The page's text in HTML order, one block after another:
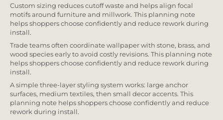
Custom sizing reduces cutoff waste and helps align focal
motifs around furniture and millwork. This planning note
helps shoppers choose confidently and reduce rework during
install.
Trade teams often coordinate wallpaper with stone, brass, and
wood species early to avoid costly revisions. This planning note
helps shoppers choose confidently and reduce rework during
install.
A simple three-layer styling system works: large anchor
surfaces, medium textiles, then small decor accents. This
planning note helps shoppers choose confidently and reduce
rework during install.